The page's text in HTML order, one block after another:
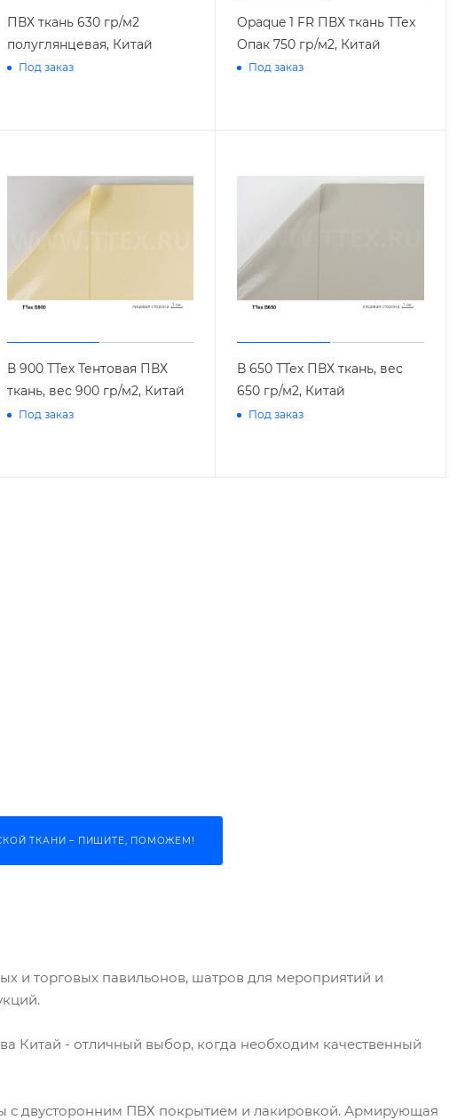
ПВХ ткань 630 гр/м2
полуглянцевая, Китай
Под заказ
Opaque 1 FR ПВХ ткань ТТех
Опак 750 гр/м2, Китай
Под заказ
В 900 ТТех Тентовая ПВХ
ткань, вес 900 гр/м2, Китай
Под заказ
В 650 ТТех ПВХ ткань, вес
650 гр/м2, Китай
Под заказ
ТКАНИ – ПИШИТЕ, ПОМОЖЕМ!
и торговых павильонов, шатров для мероприятий и
Китай - отличный выбор, когда необходим качественный
с двусторонним ПВХ покрытием и лакировкой. Армирующая